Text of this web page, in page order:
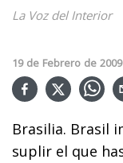
La Voz del Interior
19 de Febrero de 2009
Brasilia. Brasil
suplir el que